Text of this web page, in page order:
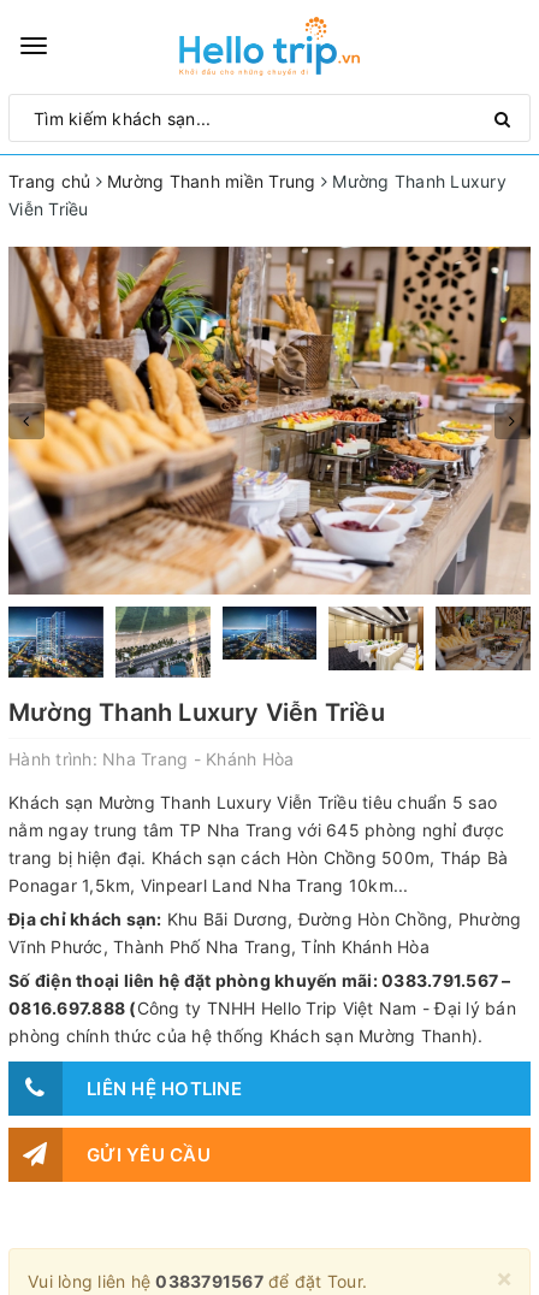
Toggle
Trang chủ Mường Thanh miền Trung
Mường Thanh Luxury
Viễn Triều
Mường Thanh Luxury Viễn Triều
Hành trình: Nha Trang - Khánh Hòa
Khách sạn Mường Thanh Luxury Viễn Triều tiêu chuẩn 5 sao
nằm ngay trung tâm TP Nha Trang với 645 phòng nghỉ được
trang bị hiện đại. Khách sạn cách Hòn Chồng 500m, Tháp Bà
Ponagar 1,5km, Vinpearl Land Nha Trang 10km...
Địa chỉ khách sạn: Khu Bãi Dương, Đường Hòn Chồng, Phường
Vĩnh Phước, Thành Phố Nha Trang, Tỉnh Khánh Hòa
Số điện thoại liên hệ đặt phòng khuyến mãi: 0383.791.567 –
0816.697.888 (Công ty TNHH Hello Trip Việt Nam - Đại lý bán
phòng chính thức của hệ thống Khách sạn Mường Thanh).
LIÊN HỆ HOTLINE
GỬI YÊU CẦU
×
Vui lòng liên hệ0383791567để đặt Tour.